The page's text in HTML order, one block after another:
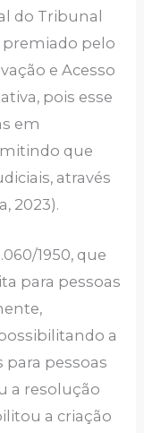
do Tribunal
premiado pelo
e Acesso
pois esse
em
que
através
2023).
1950, que
para pessoas
a
para pessoas
a resolução
a criação